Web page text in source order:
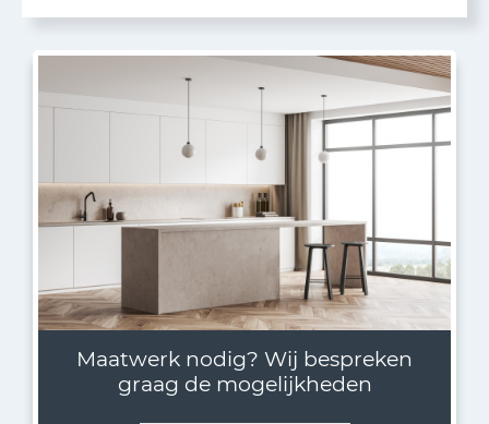
Maatwerk nodig? Wij bespreken
graag de mogelijkheden